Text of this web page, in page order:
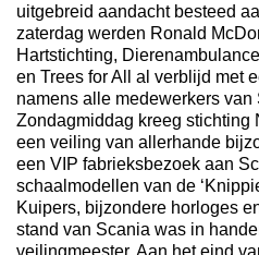
uitgebreid aandacht besteed
zaterdag werden Ronald
Hartstichting,
en Trees for All al verblijd met
namens alle medewerkers
Zondagmiddag kreeg stichting
een veiling van allerhande
een VIP fabrieksbezoek aan
schaalmodellen van de
Kuipers, bijzondere horloges
stand van Scania was in
veilingmeester. Aan het eind